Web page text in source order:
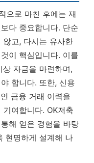
으로 마친 후에는 재
다 중요합니다. 단순
고, 다시는 유사한
이 핵심입니다. 이를
자금을 마련하며,
합니다. 또한, 신용
금융 거래 이력을
여합니다. OK저축
해 얻은 경험을 바탕
현명하게 설계해 나